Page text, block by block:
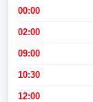
00:00
02:00
09:00
10:30
12:00